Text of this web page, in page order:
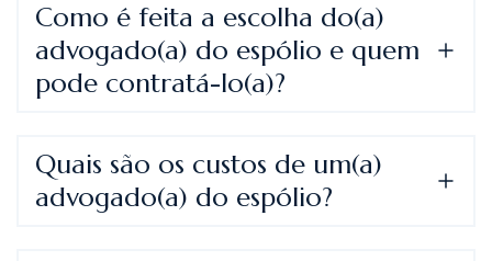
Como é feita a escolha do(a)
advogado(a) do espólio e quem
pode contratá-lo(a)?
Quais são os custos de um(a)
advogado(a) do espólio?